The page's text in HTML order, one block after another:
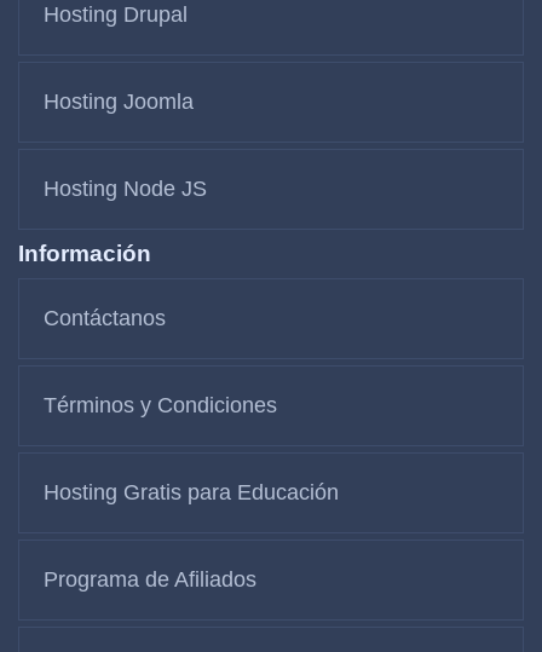
Hosting Drupal
Hosting Joomla
Hosting Node JS
Información
Contáctanos
Términos y Condiciones
Hosting Gratis para Educación
Programa de Afiliados